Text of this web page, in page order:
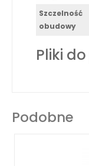
Szczelność
obudowy
Pliki
Podobne